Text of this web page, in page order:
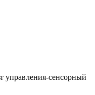
управления-сенсорный